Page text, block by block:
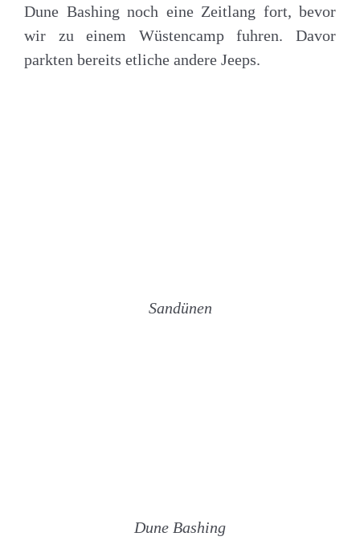
Dune Bashing noch eine Zeitlang fort, bevor
wir zu einem Wüstencamp fuhren. Davor
parkten bereits etliche andere Jeeps.
Sandünen
Dune Bashing